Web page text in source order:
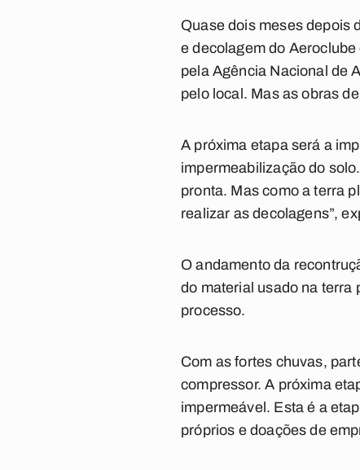
Quase dois meses depois
e decolagem do
pela Agência Nacional de
pelo local. Mas as obras
A próxima etapa será a
impermeabilização do
pronta. Mas como a terra
realizar as decolagens”,
O andamento da
do material usado na terra
processo.
Com as fortes chuvas,
compressor. A próxima
impermeável. Esta é a
próprios e doações de